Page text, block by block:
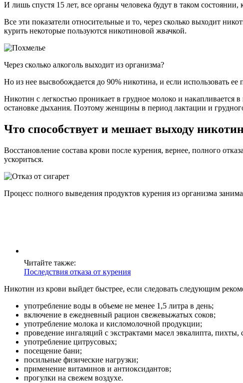
И лишь спустя 15 лет, все органы человека будут в таком состоянии,
Все эти показатели относительные и то, через сколько выходит
курить некоторые пользуются никотиновой жвачкой.
Через сколько алкоголь выходит из организма?
Но из нее высвобождается до 90% никотина, и если использовать
Никотин с легкостью проникает в грудное молоко и
остановке дыхания. Поэтому женщины в период лактации и
Что способствует и мешает выходу
Восстановление состава крови после курения, вернее, полного
ускориться.
Процесс полного выведения продуктов курения из организма
Читайте также:
Последствия отказа от курения
Никотин из крови выйдет быстрее, если следовать следующим
употребление воды в объеме не менее 1,5 литра в день;
включение в ежедневный рацион свежевыжатых соков;
употребление молока и кисломолочной продукции;
проведение ингаляций с экстрактами масел эвкалипта,
употребление цитрусовых;
поcещение бани;
посильные физические нагрузки;
применение витаминов и антиоксидантов;
прогулки на свежем воздухе.